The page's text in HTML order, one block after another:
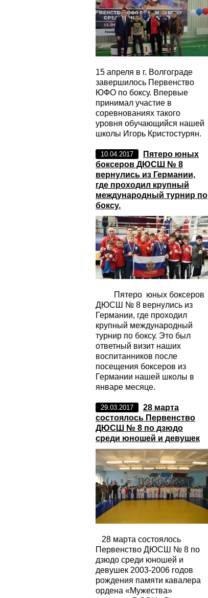
15 апреля в г. Волгограде
завершилось Первенство
ЮФО по боксу. Впервые
принимал участие в
соревнованиях такого
уровня обучающийся нашей
школы Игорь Кристостурян.
10.04.2017
Пятеро юных
боксеров ДЮСШ № 8
вернулись из Германии,
где проходил крупный
международный турнир по
боксу.
Пятеро юных боксеров
ДЮСШ № 8 вернулись из
Германии, где проходил
крупный международный
турнир по боксу. Это был
ответный визит наших
воспитанников после
посещения боксеров из
Германии нашей школы в
январе месяце.
29.03.2017
28 марта
состоялось Первенство
ДЮСШ № 8 по дзюдо
среди юношей и девушек
28 марта состоялось
Первенство ДЮСШ № 8 по
дзюдо среди юношей и
девушек 2003-2006 годов
рождения памяти кавалера
ордена «Мужества»